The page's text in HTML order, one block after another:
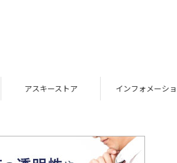
アスキーストア インフォメーション